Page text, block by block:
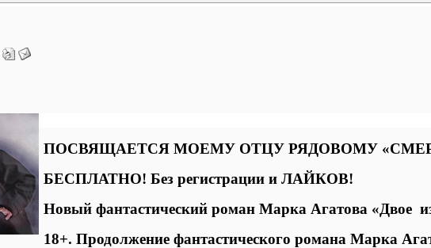
ПОСВЯЩАЕТСЯ МОЕМУ ОТЦУ РЯДОВОМУ
БЕСПЛАТНО! Без регистрации и ЛАЙКОВ!
Новый фантастический роман Марка Агатова «Двое
18+. Продолжение фантастического романа Марка